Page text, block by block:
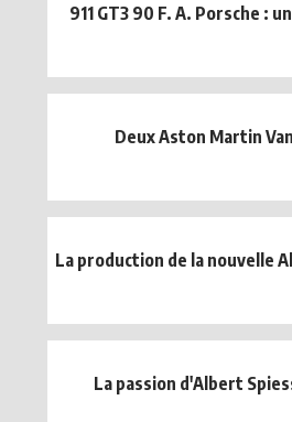
911 GT3 90 F. A. Porsche :
Deux Aston Martin
La production de la nouvelle
La passion d'Albert